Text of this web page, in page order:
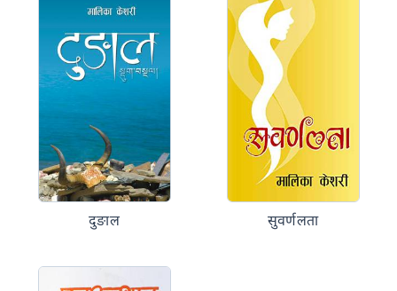
दुङाल सुवर्णलता